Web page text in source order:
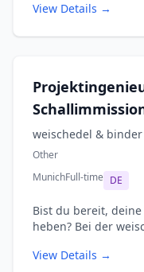
View Details →
weischedel &
Other
MunichFull-time DE
Bist du bereit,
heben? Bei der
View Details →